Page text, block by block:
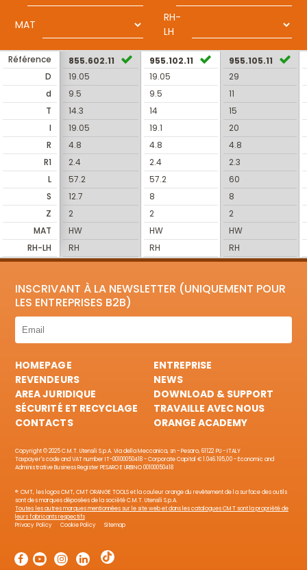
MAT
RH-
LH
Référence
D
d
T
I
R
R1
L
S
Z
MAT
RH-LH
855.602.11
19.05
9.5
14.3
19.05
4.8
2.4
57.2
12.7
2
HW
RH
955.102.11
19.05
9.5
14
19.1
4.8
2.4
57.2
8
2
HW
RH
955.105.11
29
11
15
20
4.8
2.3
60
8
2
HW
RH
INSCRIVANT À LA NEWSLETTER (UNIQUEMENT POUR
LES ENTREPRISES B2B)
HOMEPAGE
ENTREPRISE
REVENDEURS
NEWS
AREA JURIDIQUE
DOWNLOAD & SUPPORT
SÉCURITÉ ET RECYCLAGE
TRAVAILLE AVEC NOUS
CONTACTS
ORANGE ACADEMY
Copyright © 2025 C.M.T. Utensili S.p.A. Via della Meccanica, sn - Pesaro, 61122 PU - ITALY
Taxpayer's code and VAT number IT-00100050418 - Corporate Capital € 1.046.195,00 - Economic and
Administrative Business Register PESARO E URBINO 00100050418
®: CMT, les logos CMT, CMT ORANGE TOOLS et la couleur orange du revêtement de la surface des outils
sont des marques déposées de la société C.M.T. Utensili S.p.A.
Toutes les autres marques mentionnées sur le site web et dans les catalogues CMT sont la propriété de
leurs fabricants respectifs
Privacy Policy
Cookie Policy Sitemap